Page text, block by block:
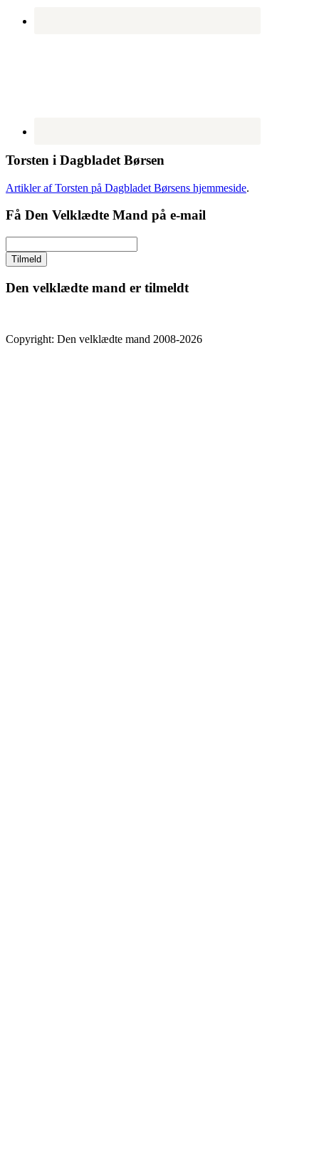
Torsten i Dagbladet Børsen
Artikler af Torsten på Dagbladet Børsens hjemmeside.
Få Den Velklædte Mand på e-mail
Den velklædte mand er tilmeldt
Copyright: Den velklædte mand 2008-2026